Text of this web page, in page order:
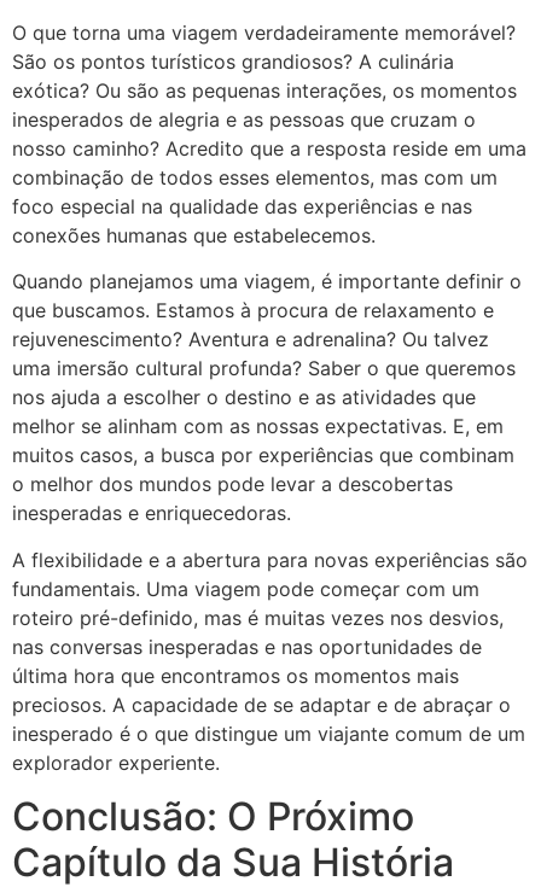
O que torna uma viagem verdadeiramente memorável?
São os pontos turísticos grandiosos? A culinária
exótica? Ou são as pequenas interações, os momentos
inesperados de alegria e as pessoas que cruzam o
nosso caminho? Acredito que a resposta reside em uma
combinação de todos esses elementos, mas com um
foco especial na qualidade das experiências e nas
conexões humanas que estabelecemos.
Quando planejamos uma viagem, é importante definir o
que buscamos. Estamos à procura de relaxamento e
rejuvenescimento? Aventura e adrenalina? Ou talvez
uma imersão cultural profunda? Saber o que queremos
nos ajuda a escolher o destino e as atividades que
melhor se alinham com as nossas expectativas. E, em
muitos casos, a busca por experiências que combinam
o melhor dos mundos pode levar a descobertas
inesperadas e enriquecedoras.
A flexibilidade e a abertura para novas experiências são
fundamentais. Uma viagem pode começar com um
roteiro pré-definido, mas é muitas vezes nos desvios,
nas conversas inesperadas e nas oportunidades de
última hora que encontramos os momentos mais
preciosos. A capacidade de se adaptar e de abraçar o
inesperado é o que distingue um viajante comum de um
explorador experiente.
Conclusão: O Próximo
Capítulo da Sua História